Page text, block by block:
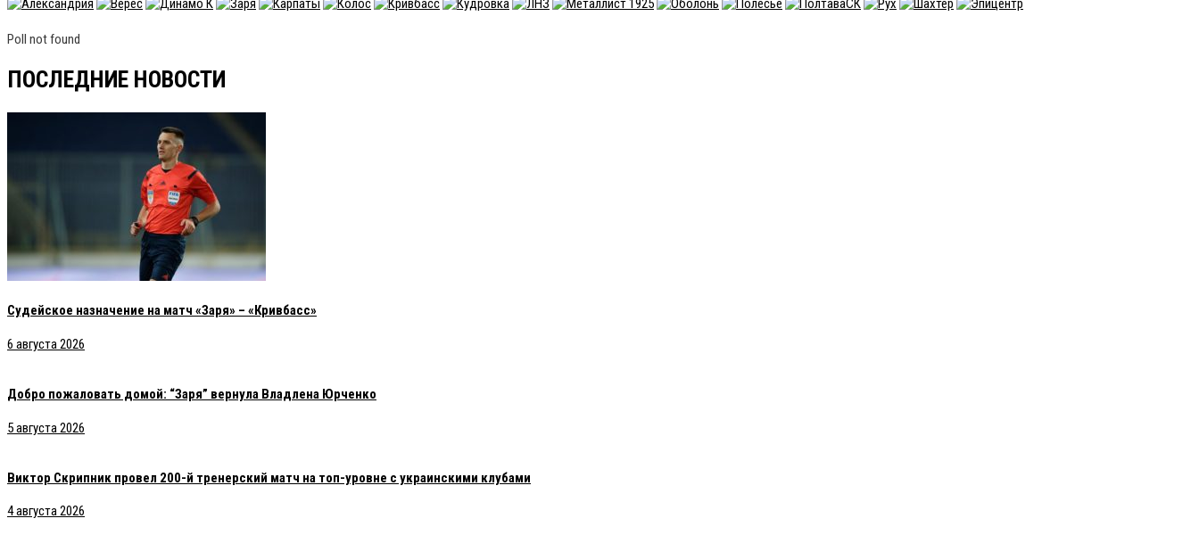
Poll not found
ПОСЛЕДНИЕ НОВОСТИ
Судейское назначение на матч «Заря» – «Кривбасс»
6 августа 2026
Добро пожаловать домой: “Заря” вернула Владлена Юрченко
5 августа 2026
Виктор Скрипник провел 200-й тренерский матч на топ-уровне с украинскими клубами
4 августа 2026